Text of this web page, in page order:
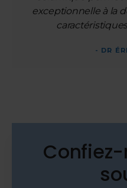
exceptionnelle à la
- DR